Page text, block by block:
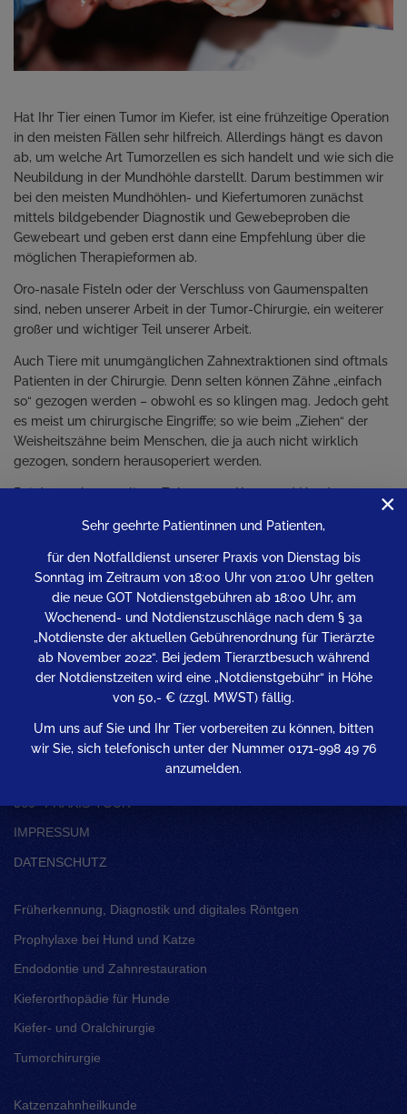
Hat Ihr Tier einen Tumor im Kiefer, ist eine frühzeitige Operation
in den meisten Fällen sehr hilfreich. Allerdings hängt es davon
ab, um welche Art Tumorzellen es sich handelt und wie sich die
Neubildung in der Mundhöhle darstellt. Darum bestimmen wir
bei den meisten Mundhöhlen- und Kiefertumoren zunächst
mittels bildgebender Diagnostik und Gewebeproben die
Gewebeart und geben erst dann eine Empfehlung über die
möglichen Therapieformen ab.
Oro-nasale Fisteln oder der Verschluss von Gaumenspalten
sind, neben unserer Arbeit in der Tumor-Chirurgie, ein weiterer
großer und wichtiger Teil unserer Arbeit.
Auch Tiere mit unumgänglichen Zahnextraktionen sind oftmals
Patienten in der Chirurgie. Denn selten können Zähne „einfach
so“ gezogen werden – obwohl es so klingen mag. Jedoch geht
es meist um chirurgische Eingriffe; so wie beim „Ziehen“ der
Weisheitszähne beim Menschen, die ja auch nicht wirklich
gezogen, sondern herausoperiert werden.
Bei den mehrwurzeligen Zähnen von Katze und Hund trennen
wir zunächst die Wurzeln vorsichtig voneinander, dann werden
die Wurzeln behutsam chirurgisch freigelegt und extrahiert.
Danach wird das Gewebe mit speziellen Naht-Verfahren und –
Materialien verschlossen um so die Heilung zu begünstigen.
Beste Diagnose und größte Umsicht stehen bei uns an erster
Stelle.
HOME
360° PRAXIS-TOUR
IMPRESSUM
DATENSCHUTZ
Früherkennung, Diagnostik und digitales Röntgen
Prophylaxe bei Hund und Katze
Endodontie und Zahnrestauration
Kieferorthopädie für Hunde
Kiefer- und Oralchirurgie
Tumorchirurgie
Katzenzahnheilkunde
×
Sehr geehrte Patientinnen und Patienten,
für den Notfalldienst unserer Praxis von Dienstag bis
Sonntag im Zeitraum von 18:00 Uhr von 21:00 Uhr gelten
die neue GOT Notdienstgebühren ab 18:00 Uhr, am
Wochenend- und Notdienstzuschläge nach dem § 3a
„Notdienste der aktuellen Gebührenordnung für Tierärzte
ab November 2022“. Bei jedem Tierarztbesuch während
der Notdienstzeiten wird eine „Notdienstgebühr“ in Höhe
von 50,- € (zzgl. MWST) fällig.
Um uns auf Sie und Ihr Tier vorbereiten zu können, bitten
wir Sie, sich telefonisch unter der Nummer 0171-998 49 76
anzumelden.